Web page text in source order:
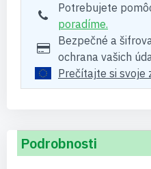
Potrebujete
poradíme.
Bezpečné a
ochrana vašich
Prečítajte si svoje
Podrobnosti